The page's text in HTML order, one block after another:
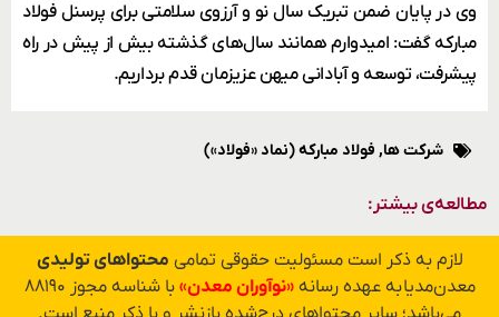
وی در پایان ضمن تبریک سال نو و آرزوی سلامتی برای پرسنل فولاد
مبارکه گفت: امیدوارم همانند سال‌های گذشته بیش از پیش در راه
پیشرفت، توسعه و آبادانی میهن عزیزمان قدم برداریم.
شرکت ها, فولاد مبارکه (نماد «فولاد»)
مطالعه‌ی بیشتر:
لازم به ذکر است مسئولیت حقوقی تمامی محتواهای تولیدی
معدن‌مدیا به عهده رسانه«نوآوران معدن»
با شناسه مجوز ۸۸۱۹۰